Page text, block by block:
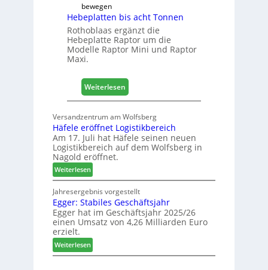
t
e
r
t
h
r
n
g
bewegen
Hebeplatten bis acht Tonnen
Rothoblaas ergänzt die
Hebeplatte Raptor um die
Modelle Raptor Mini und Raptor
Maxi.
Weiterlesen:
H
b
e
p
t
e
n
b
a
Versandzentrum am Wolfsberg
Häfele eröffnet Logistikbereich
Am 17. Juli hat Häfele seinen neuen
Logistikbereich auf dem Wolfsberg in
Nagold eröffnet.
Weiterlesen:
H
ä
f
e
l
e
r
Jahresergebnis vorgestellt
Egger: Stabiles Geschäftsjahr
Egger hat im Geschäftsjahr 2025/26
einen Umsatz von 4,26 Milliarden Euro
erzielt.
Weiterlesen:
E